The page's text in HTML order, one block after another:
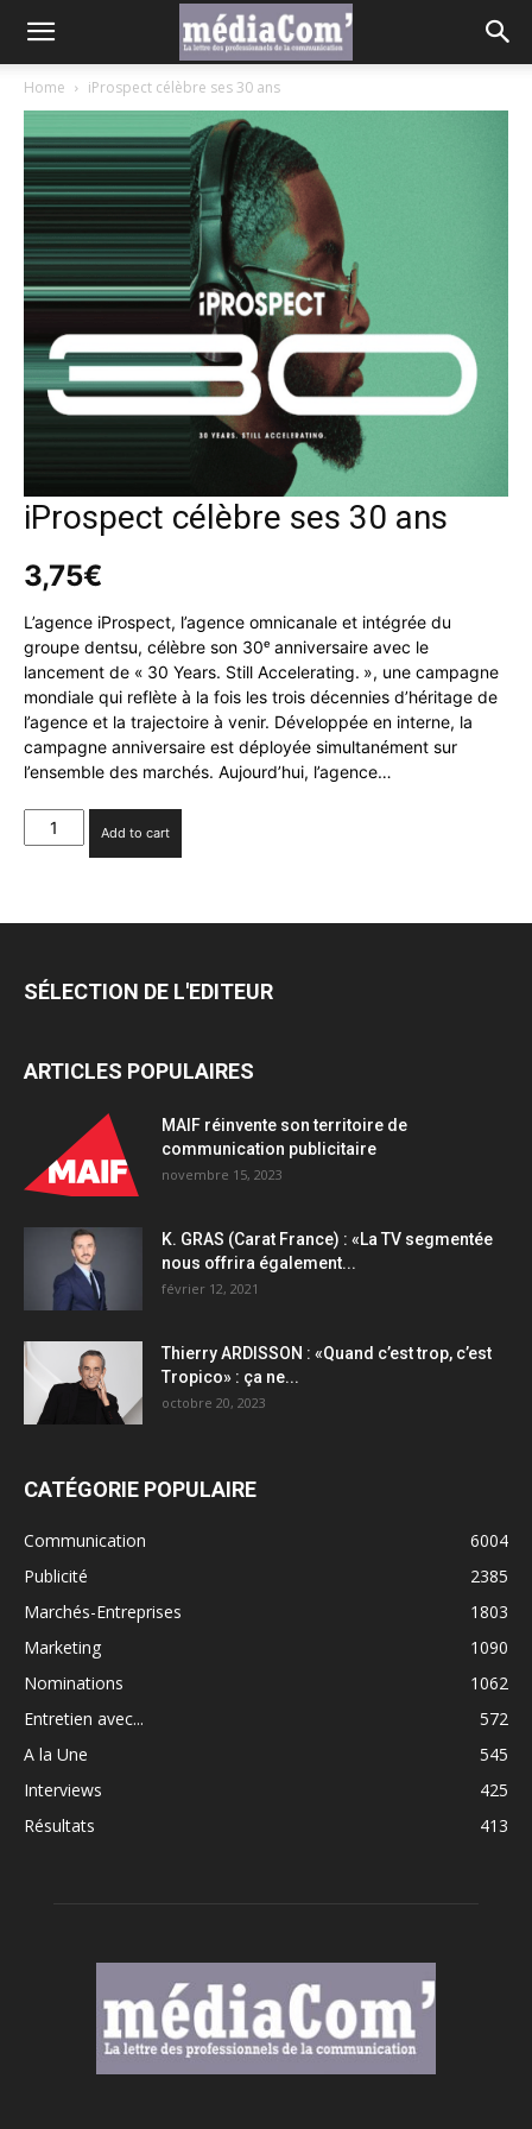
Home iProspect célèbre ses 30 ans
iProspect célèbre ses 30 ans
3,75€
L’agence iProspect, l’agence omnicanale et intégrée du
groupe dentsu, célèbre son 30ᵉ anniversaire avec le
lancement de « 30 Years. Still Accelerating. », une campagne
mondiale qui reflète à la fois les trois décennies d’héritage de
l’agence et la trajectoire à venir. Développée en interne, la
campagne anniversaire est déployée simultanément sur
l’ensemble des marchés. Aujourd’hui, l’agence…
iProspect
célèbre
ans
Add to cart
SÉLECTION DE L'EDITEUR
ARTICLES POPULAIRES
MAIF réinvente son territoire de
communication publicitaire
novembre 15, 2023
K. GRAS (Carat France) : «La TV segmentée
nous offrira également...
février 12, 2021
Thierry ARDISSON : «Quand c’est trop, c’est
Tropico» : ça ne...
octobre 20, 2023
CATÉGORIE POPULAIRE
Communication
6004
Publicité
2385
Marchés-Entreprises
1803
Marketing
1090
Nominations
1062
Entretien avec...
572
A la Une
545
Interviews
425
Résultats
413